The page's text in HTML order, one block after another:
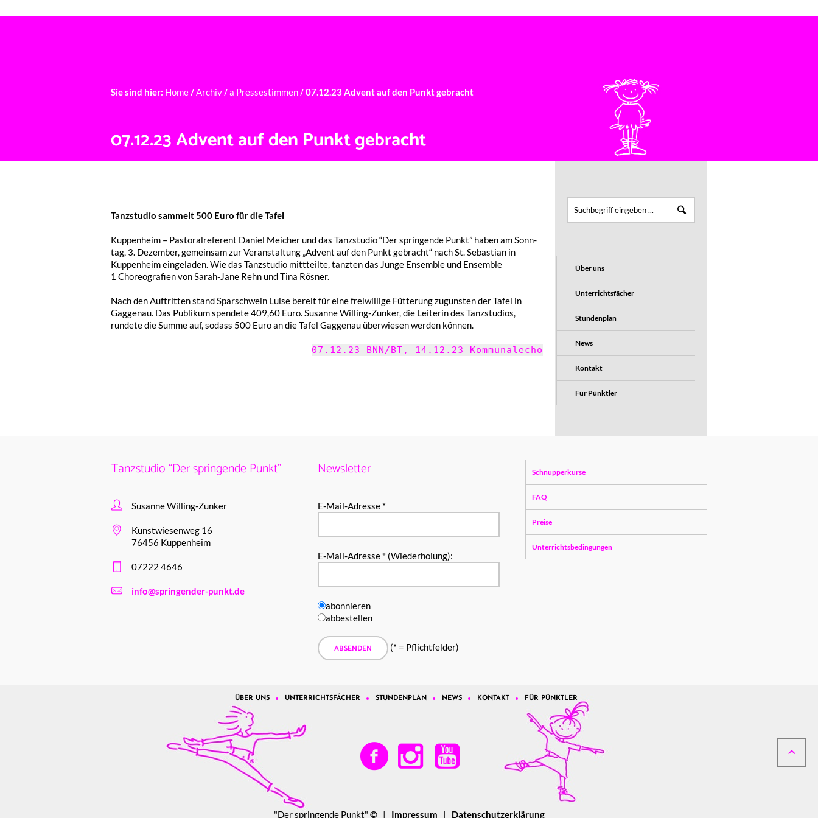
07.12.23 Advent auf den Punkt gebracht
Sie sind hier: Home/Archiv/a Pressestimmen/07.12.23 Advent auf den Punkt gebracht
Tanz­stu­dio sammelt 500 Euro für die Tafel
Kuppen­heim – Pasto­ral­re­fe­rent Dani­el Meicher und das Tanz­stu­dio “Der sprin­gen­de Punkt” haben am Sonn­
tag, 3. Dezem­ber, gemein­sam zur Veran­stal­tung „Advent auf den Punkt gebracht“ nach St. Sebas­ti­an in
Kuppen­heim einge­la­den. Wie das Tanz­stu­dio mitt­teil­te, tanz­ten das Junge Ensem­ble und Ensem­ble
1 Choreo­gra­fien von Sarah-Jane Rehn und Tina Rösner.
Nach den Auftrit­ten stand Spar­schwein Luise bereit für eine frei­wil­li­ge Fütte­rung zuguns­ten der Tafel in
Gagge­nau. Das Publi­kum spen­de­te 409,60 Euro. Susan­ne Willing-Zunker, die Leite­rin des Tanz­stu­di­os,
runde­te die Summe auf, sodass 500 Euro an die Tafel Gagge­nau über­wie­sen werden können.
07.12.23 BNN/BT, 14.12.23 Kommunalecho
Über uns
Unterrichtsfächer
Stundenplan
News
Kontakt
Für Pünktler
Tanzstudio “Der springende Punkt”
Susanne Willing-Zunker
Kunstwiesenweg 16
76456 Kuppenheim
07222 4646
info@springender-punkt.de
Newsletter
E-Mail-Adresse *
E-Mail-Adresse * (Wiederholung):
abonnieren
abbestellen
(* = Pflichtfelder)
Schnupperkurse
FAQ
Preise
Unterrichtsbedingungen
ÜBER UNS UNTERRICHTSFÄCHER STUNDENPLAN NEWS KONTAKT FÜR PÜNKTLER
"Der springende Punkt" © | Impressum | Datenschutzerklärung